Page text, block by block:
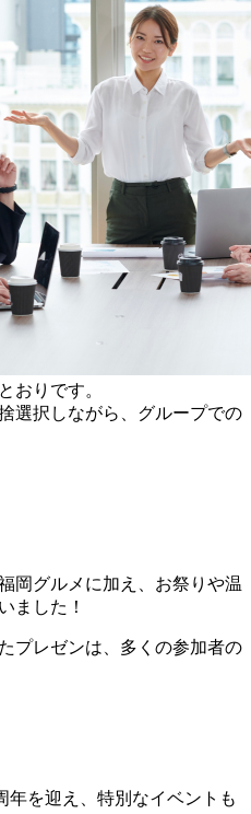
おりです。
選択しながら、グループでの
岡グルメに加え、お祭りや温
ました！
プレゼンは、多くの参加者の
年を迎え、特別なイベントも